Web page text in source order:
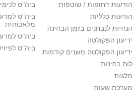
הודעות דחופות / שוטפות
הודעות כלליות
הנחיות לנבחנים בזמן הבחינה
ידיעון הפקולטה
ידיעון הפקולטה משנים קודמות
לוח בחינות
מלגות
מערכת שעות
ביה"ס
ביה"ס
מלאכותית
ביה"ס
ביה"ס